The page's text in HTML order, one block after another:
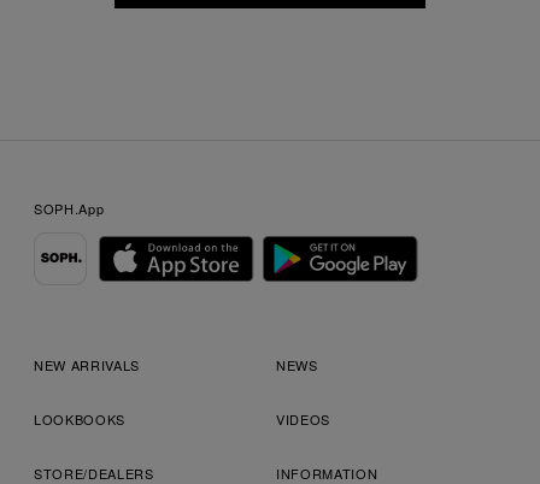
SOPH.App
NEW ARRIVALS NEWS
LOOKBOOKS VIDEOS
STORE/DEALERS INFORMATION